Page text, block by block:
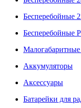
Бесперебойные
Бесперебойные
Аккумуляторы
Аксессуары
Батарейки для